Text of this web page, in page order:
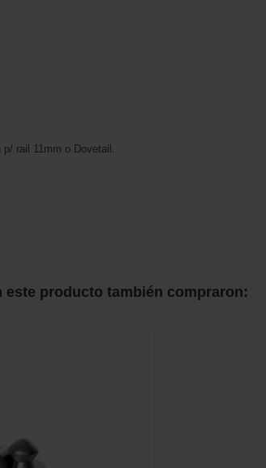
rail 11mm o Dovetail.
producto también compraron: